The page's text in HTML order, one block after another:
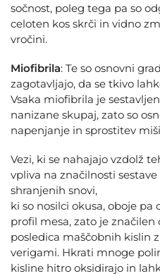
sočnost, poleg tega pa so
celoten kos skrči in vidno
vročini.
Miofibrila: Te so osnovni
zagotavljajo, da se tkivo
Vsaka miofibrila je
nanizane skupaj, zato so
napenjanje in sprostitev
Vezi, ki se nahajajo vzdolž
vpliva na značilnosti
shranjenih snovi,
ki so nosilci okusa, oboje
profil mesa, zato je
posledica maščobnih kislin
verigami. Hkrati mnoge
kisline hitro oksidirajo in